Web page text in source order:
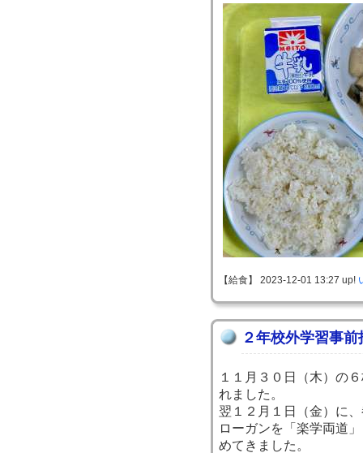
【給食】 2023-12-01 13:27 up!
２年校外学習事前
１１月３０日（木）の
れました。
翌１２月１日（金）に
ローガンを「楽学両道
めてきました。